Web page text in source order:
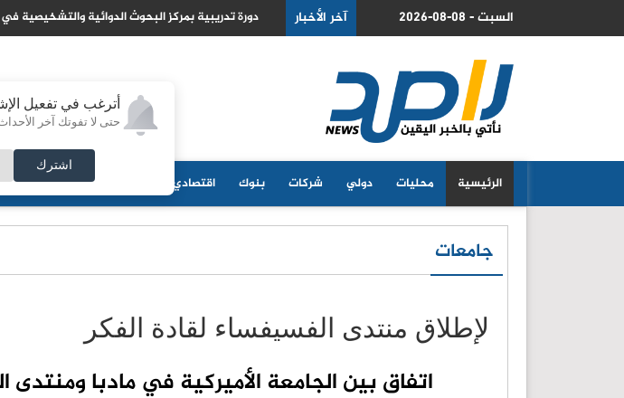
أترغب في تفعيل
حتى لا تفوتك آخر الأحداث
اشترك
2026-08-08 - السبت آخر الأخبار
الدوائية والتشخيصية في عمان الاهلية حول الهندسة الطبية الحيوية
التكنولوجيا الزراعية في عمان الأهلية تشارك
2026
الرئيسية محليات دولي شركات بنوك اقتصادي منوعات
جامعات
لإطلاق منتدى الفسيفساء لقادة الفكر
اتفاق بين الجامعة الأميركية في مادبا ومنتدى